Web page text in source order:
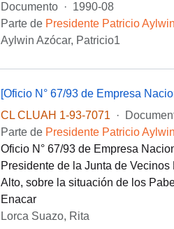
Documento
· 1990-08
Parte de Presidente Patricio
Aylwin Azócar, Patricio1
[Oficio N° 67/93 de Empresa
CL CLUAH 1-93-7071
·
Parte de Presidente Patricio
Oficio N° 67/93 de Empresa
Presidente de la Junta de
Alto, sobre la situación de los
Enacar
Lorca Suazo, Rita